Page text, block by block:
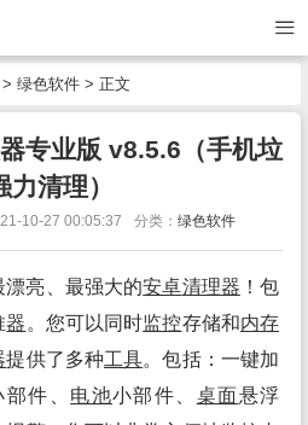
> 绿色软件 > 正文
专业版 v8.5.6（手机垃
力清理）
10-27 00:05:37 分类： 绿色软件
漂亮、最强大的安卓清理器 ！包
器 。您可以同时监控存储和内存
提供了多种工具。包括：一键加
件、 电池小部件、 桌面悬浮